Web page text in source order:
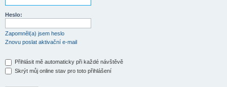
Heslo:
Zapomněl(a) jsem heslo
Znovu poslat aktivační e-mail
Přihlásit mě automaticky při každé návštěvě
Skrýt můj online stav pro toto přihlášení